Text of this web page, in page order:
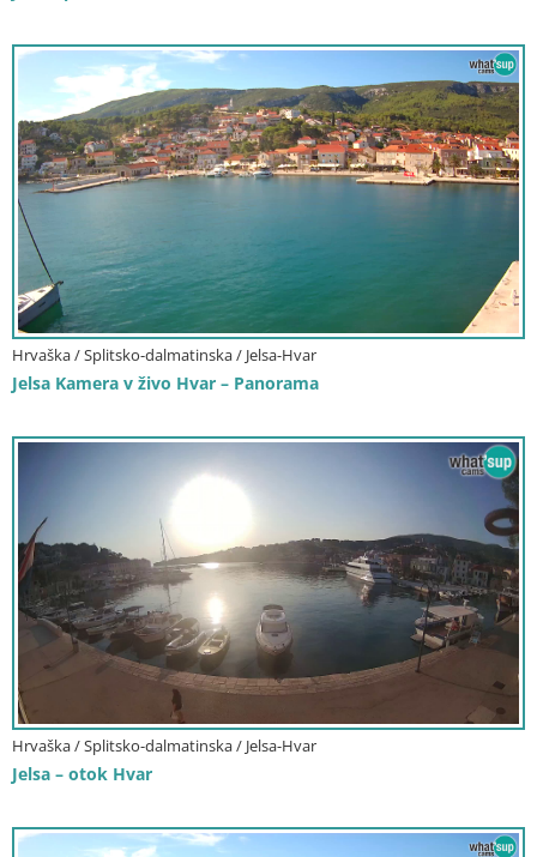
Hrvaška / Splitsko-dalmatinska / Jelsa-Hvar
Jelsa Kamera v živo Hvar – Panorama
Hrvaška / Splitsko-dalmatinska / Jelsa-Hvar
Jelsa – otok Hvar